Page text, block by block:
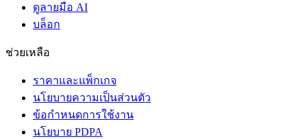
ดูลายมือ AI
บล็อก
ช่วยเหลือ
ราคาและแพ็กเกจ
นโยบายความเป็นส่วนตัว
ข้อกำหนดการใช้งาน
นโยบาย PDPA